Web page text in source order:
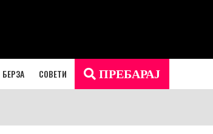
БЕРЗА СОВЕТИ ПРЕБАРАЈ